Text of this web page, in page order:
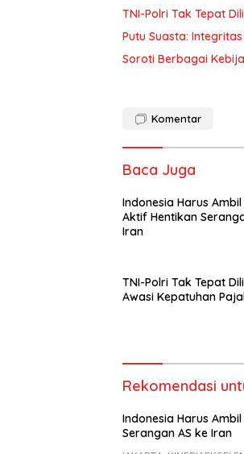
TNI-Polri Tak Tepat
Putu Suasta:
Soroti Berbagai
Komentar
Baca Juga
Indonesia Harus
Aktif Hentikan
Iran
TNI-Polri Tak Tepat
Awasi Kepatuhan
Rekomendasi
Indonesia Harus
Serangan AS ke Iran